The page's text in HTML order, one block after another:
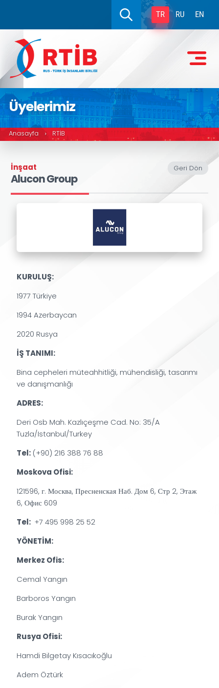
TR RU EN
Üyelerimiz
Anasayfa › RTİB
Geri Dön
İnşaat
Alucon Group
KURULUŞ:
1977 Türkiye
1994 Azerbaycan
2020 Rusya
İŞ TANIMI:
Bina cepheleri müteahhitliği, mühendisliği, tasarımı
ve danışmanlığı
ADRES:
Deri Osb Mah. Kazlıçeşme Cad. No: 35/A
Tuzla/Istanbul/Turkey
Tel: (+90) 216 388 76 88
Moskova Ofisi:
121596, г. Москва, Пресненская Наб. Дом 6, Стр 2, Этаж
6, Офис 609
Tel: +7 495 998 25 52
YÖNETİM:
Merkez Ofis:
Cemal Yangın
Barboros Yangın
Burak Yangın
Rusya Ofisi:
Hamdi Bilgetay Kısacıkoğlu
Adem Öztürk